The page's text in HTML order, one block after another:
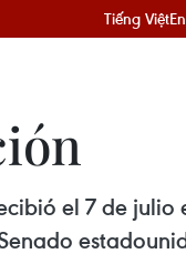
Tiếng Việt
el 7 de